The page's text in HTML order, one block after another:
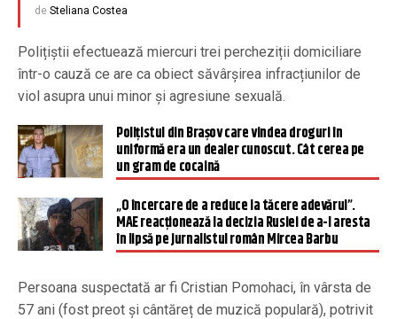
de Steliana Costea
Polițiștii efectuează miercuri trei percheziții domiciliare
într-o cauză ce are ca obiect săvârșirea infracțiunilor de
viol asupra unui minor și agresiune sexuală.
Polițistul din Brașov care vindea droguri în
uniformă era un dealer cunoscut. Cât cerea pe
un gram de cocaină
„O încercare de a reduce la tăcere adevărul”.
MAE reacționează la decizia Rusiei de a-l aresta
în lipsă pe jurnalistul român Mircea Barbu
Persoana suspectată ar fi Cristian Pomohaci, în vârsta de
57 ani (fost preot și cântăreț de muzică populară), potrivit